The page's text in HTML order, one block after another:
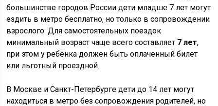
большинстве городов России дети младше 7 лет могут
ездить в метро бесплатно, но только в сопровождении
взрослого. Для самостоятельных поездок
минимальный возраст чаще всего составляет 7 лет,
при этом у ребёнка должен быть оплаченный билет
или льготный проездной.
В Москве и Санкт-Петербурге дети до 14 лет могут
находиться в метро без сопровождения родителей, но